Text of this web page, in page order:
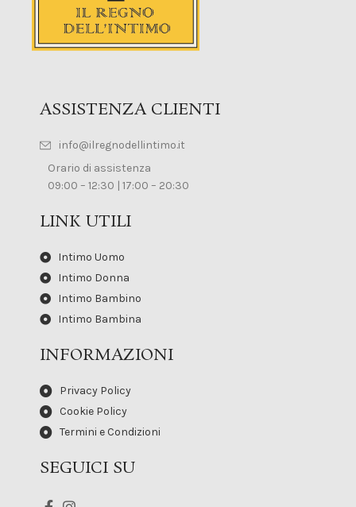
ASSISTENZA CLIENTI
info@ilregnodellintimo.it
Orario di assistenza
09:00 – 12:30 | 17:00 – 20:30
LINK UTILI
Intimo Uomo
Intimo Donna
Intimo Bambino
Intimo Bambina
INFORMAZIONI
Privacy Policy
Cookie Policy
Termini e Condizioni
SEGUICI SU